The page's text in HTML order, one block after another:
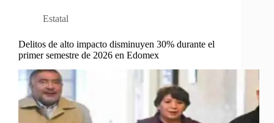
Estatal
Delitos de alto impacto disminuyen 30% durante el
primer semestre de 2026 en Edomex